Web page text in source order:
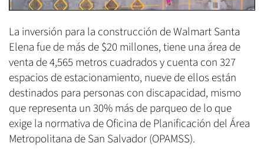
La inversión para la construcción de Walmart Santa
Elena fue de más de $20 millones, tiene una área de
venta de 4,565 metros cuadrados y cuenta con 327
espacios de estacionamiento, nueve de ellos están
destinados para personas con discapacidad, mismo
que representa un 30% más de parqueo de lo que
exige la normativa de Oficina de Planificación del Área
Metropolitana de San Salvador (OPAMSS).